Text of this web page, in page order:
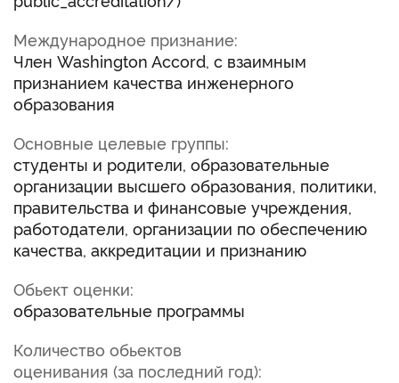
Международное признание:
Член Washington Accord, с взаимным
признанием качества инженерного
образования
Основные целевые группы:
студенты и родители, образовательные
организации высшего образования, политики,
правительства и финансовые учреждения,
работодатели, организации по обеспечению
качества, аккредитации и признанию
Обьект оценки:
образовательные программы
Количество обьектов
оценивания (за последний год):